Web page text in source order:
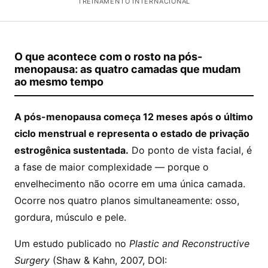
O que acontece com o rosto na pós-
menopausa: as quatro camadas que mudam
ao mesmo tempo
A pós-menopausa começa 12 meses após o último
ciclo menstrual e representa o estado de privação
estrogênica sustentada. Do ponto de vista facial, é
a fase de maior complexidade — porque o
envelhecimento não ocorre em uma única camada.
Ocorre nos quatro planos simultaneamente: osso,
gordura, músculo e pele.
Um estudo publicado no Plastic and Reconstructive
Surgery (Shaw & Kahn, 2007, DOI: